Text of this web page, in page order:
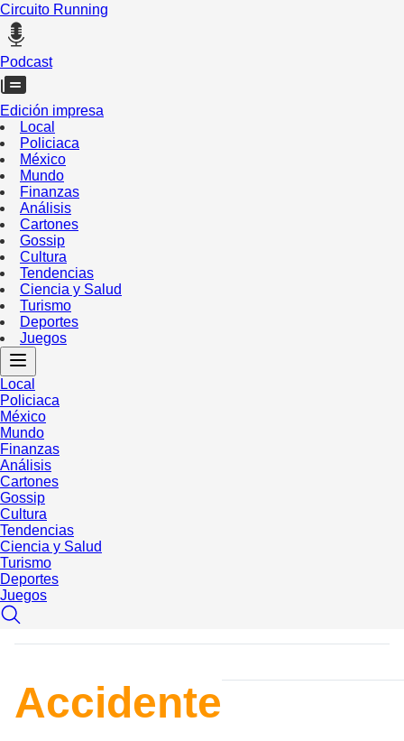
Circuito Running
Podcast
Edición impresa
Local
Policiaca
México
Mundo
Finanzas
Análisis
Cartones
Gossip
Cultura
Tendencias
Ciencia y Salud
Turismo
Deportes
Juegos
Local
Policiaca
México
Mundo
Finanzas
Análisis
Cartones
Gossip
Cultura
Tendencias
Ciencia y Salud
Turismo
Deportes
Juegos
Accidente